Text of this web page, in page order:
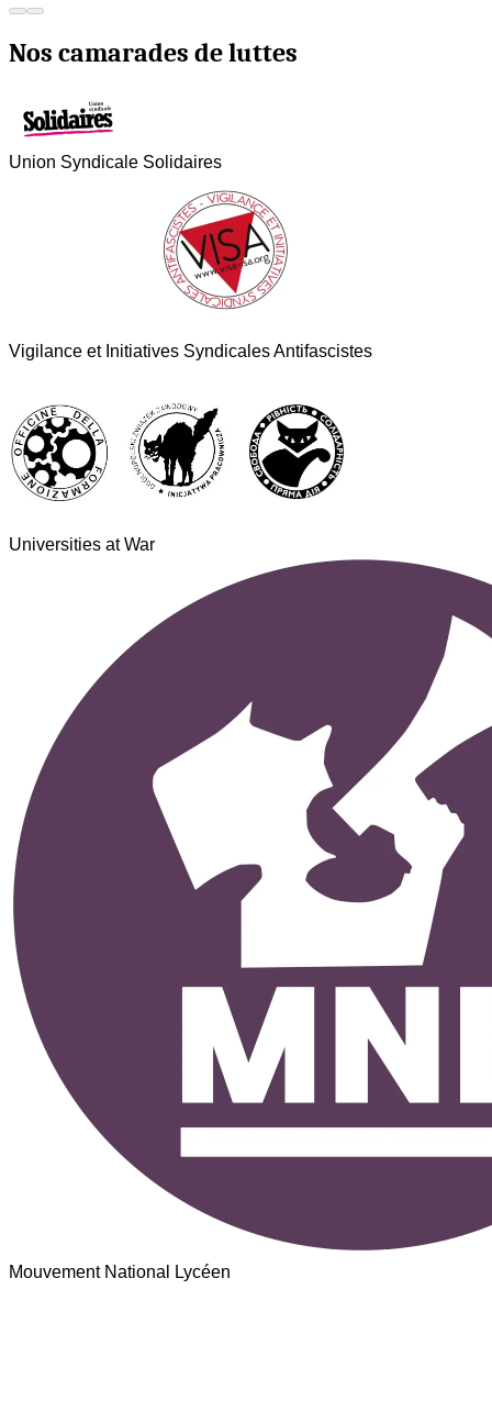
Nos camarades de luttes
Union Syndicale Solidaires
Vigilance et Initiatives Syndicales Antifascistes
Universities at War
Mouvement National Lycéen